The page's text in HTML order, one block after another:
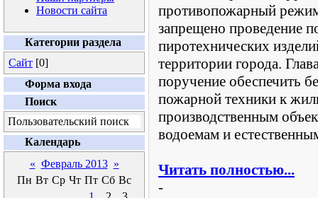
Новости сайта
Категории раздела
Сайт [0]
Форма входа
Поиск
Пользовательский поиск
Календарь
« Февраль 2013 »
Пн Вт Ср Чт Пт Сб Вс
противопожарный
запрещено проведение
пиротехнических
территории города.
поручение обеспечить
пожарной техники к
производственным
водоемам и
Читать полностью...
-